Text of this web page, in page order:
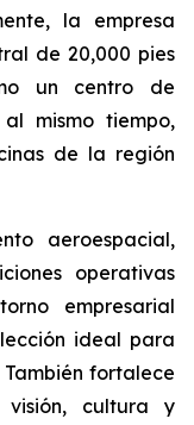
la empresa
de 20,000 pies
un centro de
mismo tiempo,
de la región
aeroespacial,
operativas
empresarial
ideal para
fortalece
cultura y